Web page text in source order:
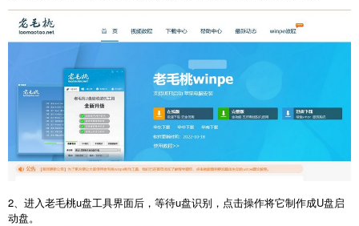
2、进入老毛桃u盘工具界面后，等待u盘识别，点击操作将它制作成U盘启
动盘。